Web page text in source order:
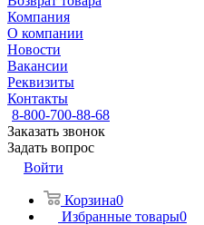
Компания
О компании
Новости
Вакансии
Реквизиты
Контакты
8-800-700-88-68
Заказать звонок
Задать вопрос
Войти
Корзина0
Избранные товары0